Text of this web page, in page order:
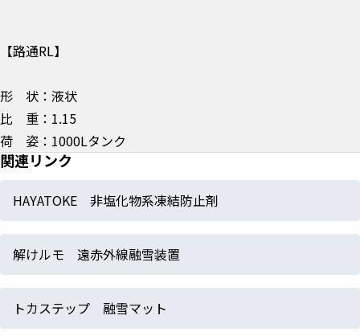
【路通RL】
形 状：液状
比 重：1.15
荷 姿：1000Lタンク
関連リンク
HAYATOKE 非塩化物系凍結防止剤
解けルモ 遠赤外線融雪装置
トカステップ 融雪マット